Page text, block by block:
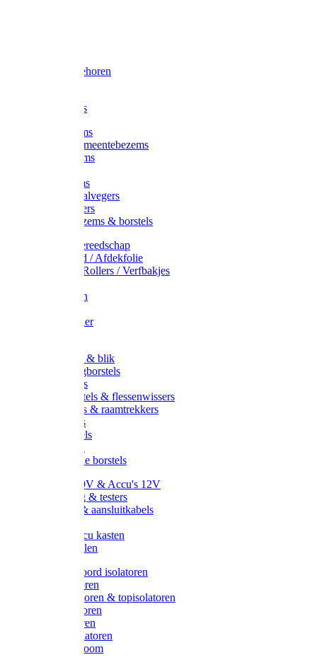
Slede toebehoren
Composters
Straatbezems
Stads- / Gemeentebezems
Terrasbezems
Gootbezems
Kamer-/Zaalvegers
Vloertrekkers
Onkruidbezems & borstels
Schildersgereedschap
Afplakband / Afdekfolie
Kwasten / Rollers / Verfbakjes
Afdekfoliën
Schuurpapier
Handveger & blik
Voetenveegborstels
Handvegers
Afwasborstels & flessenwissers
Wasborstels & raamtrekkers
Tonborstels
Werkborstels
Hygienische borstels
Batterijen 9V & Accu's 12V
Beveiliging & testers
Kabelsets & aansluitkabels
Metalen accu kasten
Zonnepanelen
Draad & koord isolatoren
Ringisolatoren
Extra isolatoren & topisolatoren
Hoekisolatoren
Lintisolatoren
Afstandisolatoren
Isolatorenboom